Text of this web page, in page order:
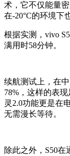
术，它不仅能量
在-20°C的环境下
根据实测，vivo
满用时58分钟。
续航测试上，在
78%，这样的表
灵2.0功能更是在
无需漫长等待。
除此之外，S50